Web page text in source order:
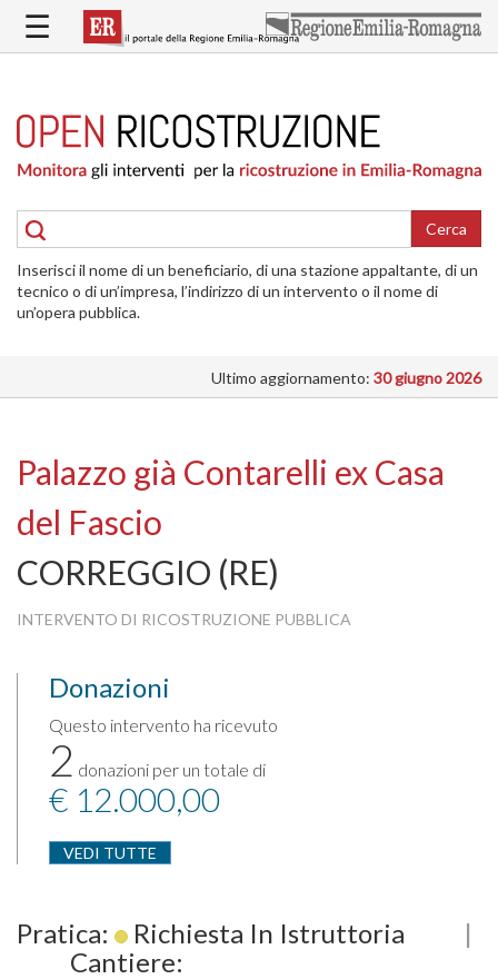
contenuto
RICOSTRUZIONE
PUBBLICA
DELLE
ABITAZIONI
RICOSTRUZIONE
ATTIVITÀ
INTERVENTI
SI
☰
Cerca
Inserisci il nome di un beneficiario, di una stazione appaltante, di un
tecnico o di un’impresa, l’indirizzo di un intervento o il nome di
un’opera pubblica.
Ultimo aggiornamento: 30 giugno 2026
Palazzo già Contarelli ex Casa
del Fascio
CORREGGIO (RE)
INTERVENTO DI RICOSTRUZIONE PUBBLICA
Donazioni
Questo intervento ha ricevuto
2 donazioni per un totale di
€ 12.000,00
VEDI TUTTE
Pratica: Richiesta In Istruttoria
|
Cantiere: